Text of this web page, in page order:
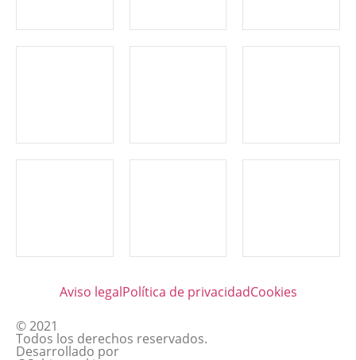
Aviso legalPolítica de privacidadCookies
© 2021
Todos los derechos reservados.
Desarrollado por